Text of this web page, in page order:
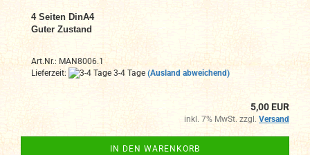
4 Seiten DinA4
Guter Zustand
Art.Nr.: MAN8006.1
Lieferzeit:
3-4 Tage (Ausland abweichend)
5,00 EUR
inkl. 7% MwSt. zzgl.Versand
IN DEN WARENKORB